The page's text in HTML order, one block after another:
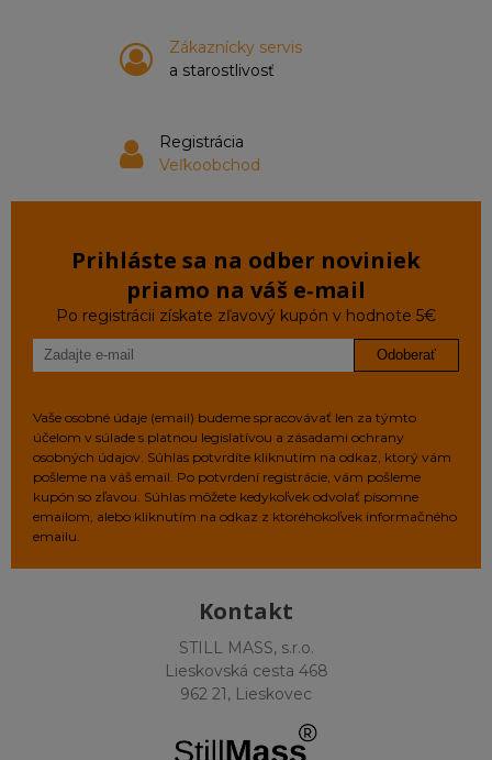
Zákaznícky servis
a starostlivosť
Registrácia
Veľkoobchod
Prihláste sa na odber noviniek
priamo na váš e‑mail
Po registrácii získate zľavový kupón v hodnote 5€
Odoberať
Vaše osobné údaje (email) budeme spracovávať len za týmto
účelom v súlade s platnou legislatívou a zásadami ochrany
osobných údajov. Súhlas potvrdíte kliknutím na odkaz, ktorý vám
pošleme na váš email. Po potvrdení registrácie, vám pošleme
kupón so zľavou. Súhlas môžete kedykoľvek odvolať písomne
emailom, alebo kliknutím na odkaz z ktoréhokoľvek informačného
emailu.
Kontakt
STILL MASS, s.r.o.
Lieskovská cesta 468
962 21, Lieskovec